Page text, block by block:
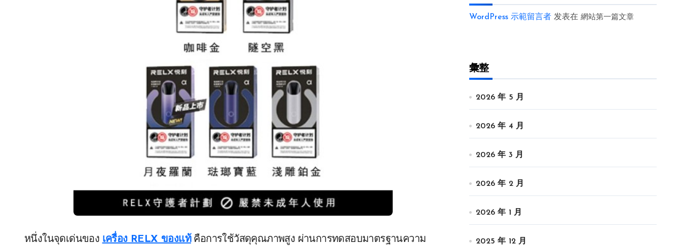
หนึ่งในจุดเด่นของ เครื่อง RELX ของแท้คือการใช้วัสดุคุณภาพสูง ผ่านการทดสอบมาตรฐานความ
WordPress 示範留言者 发表在 網站第一篇文章
彙整
2026 年 5 月
2026 年 4 月
2026 年 3 月
2026 年 2 月
2026 年 1 月
2025 年 12 月